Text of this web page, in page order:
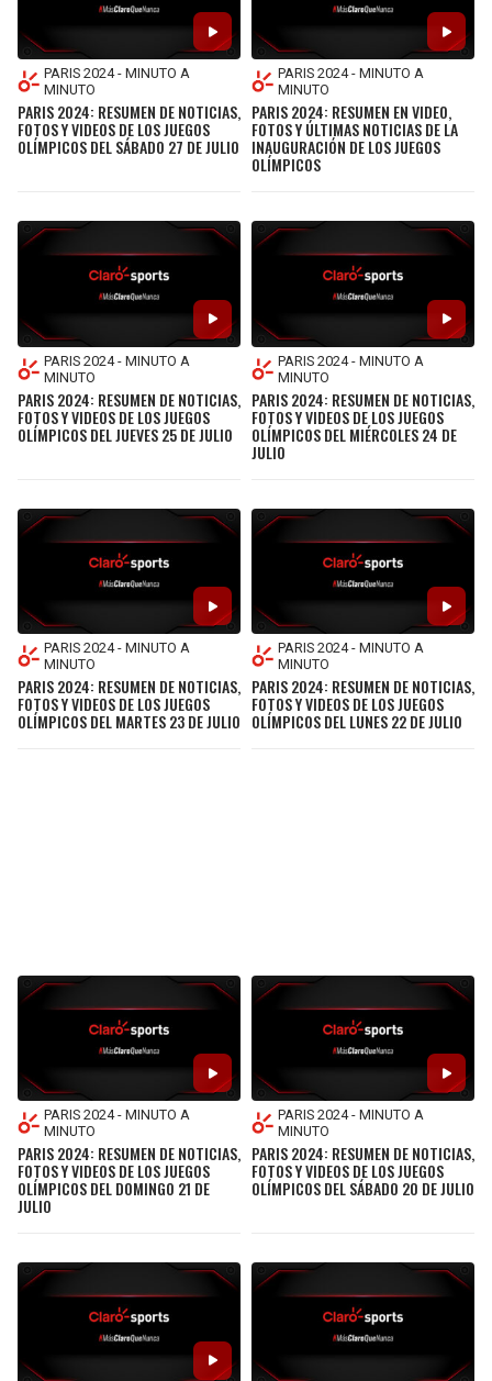
PARIS 2024 - MINUTO A
MINUTO
PARIS 2024: RESUMEN DE NOTICIAS,
FOTOS Y VIDEOS DE LOS JUEGOS
OLÍMPICOS DEL SÁBADO 27 DE JULIO
PARIS 2024 - MINUTO A
MINUTO
PARIS 2024: RESUMEN EN VIDEO,
FOTOS Y ÚLTIMAS NOTICIAS DE LA
INAUGURACIÓN DE LOS JUEGOS
OLÍMPICOS
PARIS 2024 - MINUTO A
MINUTO
PARIS 2024: RESUMEN DE NOTICIAS,
FOTOS Y VIDEOS DE LOS JUEGOS
OLÍMPICOS DEL JUEVES 25 DE JULIO
PARIS 2024 - MINUTO A
MINUTO
PARIS 2024: RESUMEN DE NOTICIAS,
FOTOS Y VIDEOS DE LOS JUEGOS
OLÍMPICOS DEL MIÉRCOLES 24 DE
JULIO
PARIS 2024 - MINUTO A
MINUTO
PARIS 2024: RESUMEN DE NOTICIAS,
FOTOS Y VIDEOS DE LOS JUEGOS
OLÍMPICOS DEL MARTES 23 DE JULIO
PARIS 2024 - MINUTO A
MINUTO
PARIS 2024: RESUMEN DE NOTICIAS,
FOTOS Y VIDEOS DE LOS JUEGOS
OLÍMPICOS DEL LUNES 22 DE JULIO
PARIS 2024 - MINUTO A
MINUTO
PARIS 2024: RESUMEN DE NOTICIAS,
FOTOS Y VIDEOS DE LOS JUEGOS
OLÍMPICOS DEL DOMINGO 21 DE
JULIO
PARIS 2024 - MINUTO A
MINUTO
PARIS 2024: RESUMEN DE NOTICIAS,
FOTOS Y VIDEOS DE LOS JUEGOS
OLÍMPICOS DEL SÁBADO 20 DE JULIO